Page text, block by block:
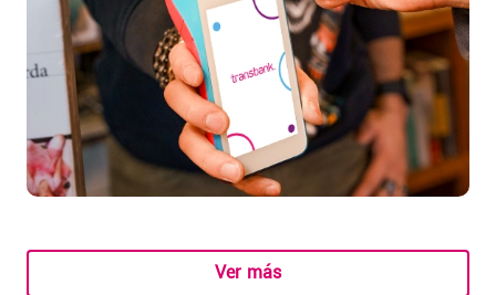
Ver más